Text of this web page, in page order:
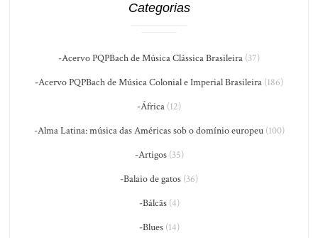
Categorias
-Acervo PQPBach de Música Clássica Brasileira (37)
-Acervo PQPBach de Música Colonial e Imperial Brasileira (186)
-África (12)
-Alma Latina: música das Américas sob o domínio europeu(100)
-Artigos(35)
-Balaio de gatos (36)
-Bálcãs(4)
-Blues(14)